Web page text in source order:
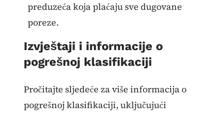
preduzeća koja plaćaju sve dugovane
poreze.
Izvještaji i informacije o
pogrešnoj klasifikaciji
Pročitajte sljedeće za više informacija o
pogrešnoj klasifikaciji, uključujući